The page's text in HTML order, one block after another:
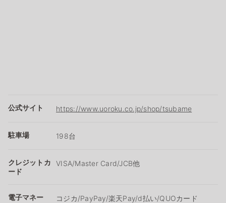
公式サイト https://www.uoroku.co.jp/shop/tsubame
駐車場 198台
クレジットカ
ード
VISA/Master Card/JCB他
電子マネー
コジカ/PayPay/楽天Pay/d払い/QUOカード